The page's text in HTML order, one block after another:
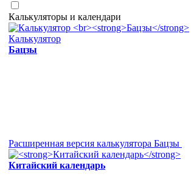
Калькуляторы и календари
Калькулятор
Бацзы
Расширенная версия калькулятора Бацзы
Китайский календарь